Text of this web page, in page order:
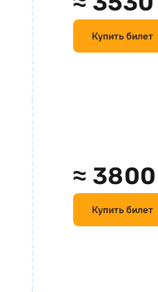
Купить билет
≈ 3800
Купить билет